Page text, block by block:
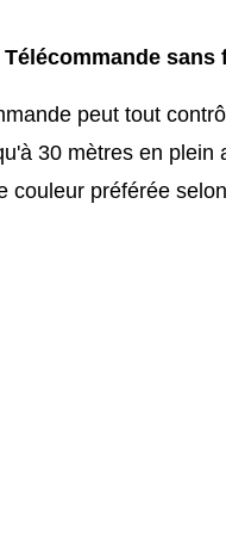
Télécommande sans
peut tout
30 mètres en plein
couleur préférée